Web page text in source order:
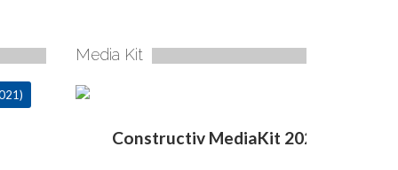
Media Kit
Constructiv MediaKit 2020